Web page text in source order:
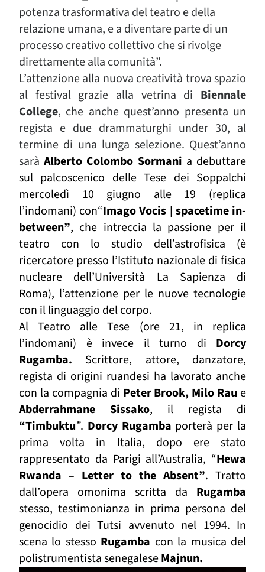
potenza trasformativa del teatro e della
relazione umana, e a diventare parte di un
processo creativo collettivo che si rivolge
direttamente alla comunità”.
L’attenzione alla nuova creatività trova spazio
al festival grazie alla vetrina di Biennale
College, che anche quest’anno presenta un
regista e due drammaturghi under 30, al
termine di una lunga selezione. Quest’anno
saràAlberto Colombo Sormani a debuttare
sul palcoscenico delle Tese dei Soppalchi
mercoledì 10 giugno alle 19 (replica
l’indomani) con“Imago Vocis | spacetime in-
between”, che intreccia la passione per il
teatro con lo studio dell’astrofisica (è
ricercatore presso l’Istituto nazionale di fisica
nucleare dell’Università La Sapienza di
Roma), l’attenzione per le nuove tecnologie
con il linguaggio del corpo.
Al Teatro alle Tese (ore 21, in replica
l’indomani) è invece il turno di Dorcy
Rugamba. Scrittore, attore, danzatore,
regista di origini ruandesi ha lavorato anche
con la compagnia di Peter Brook, Milo Rau e
Abderrahmane Sissako, il regista di
“Timbuktu”. Dorcy Rugamba porterà per la
prima volta in Italia, dopo ere stato
rappresentato da Parigi all’Australia, “Hewa
Rwanda – Letter to the Absent”. Tratto
dall’opera omonima scritta da Rugamba
stesso, testimonianza in prima persona del
genocidio dei Tutsi avvenuto nel 1994. In
scena lo stesso Rugamba con la musica del
polistrumentista senegaleseMajnun.